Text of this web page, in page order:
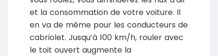
et la consommation de votre voiture. Il
en va de même pour les conducteurs de
cabriolet. Jusqu’à 100 km/h, rouler avec
le toit ouvert augmente la